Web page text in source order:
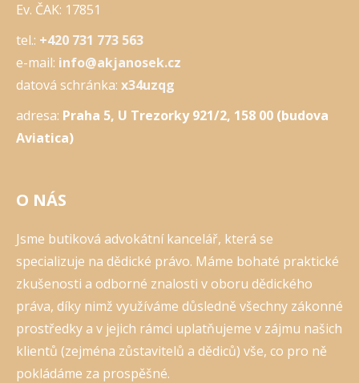
Ev. ČAK: 17851
tel.: +420 731 773 563
e-mail: info@akjanosek.cz
datová schránka: x34uzqg
adresa: Praha 5, U Trezorky 921/2, 158 00 (budova
Aviatica)
O NÁS
Jsme butiková advokátní kancelář, která se
specializuje na dědické právo. Máme bohaté praktické
zkušenosti a odborné znalosti v oboru dědického
práva, díky nimž využíváme důsledně všechny zákonné
prostředky a v jejich rámci uplatňujeme v zájmu našich
klientů (zejména zůstavitelů a dědiců) vše, co pro ně
pokládáme za prospěšné.